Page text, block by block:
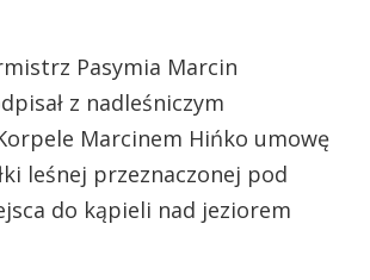
Pasymia Marcin
z nadleśniczym
Marcinem Hińko umowę
leśnej przeznaczonej pod
do kąpieli nad jeziorem